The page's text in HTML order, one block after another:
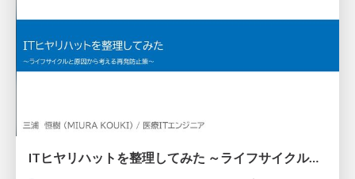
ITヒヤリハットを整理してみた ～ライフサイクルと原因から考える再発防止策～